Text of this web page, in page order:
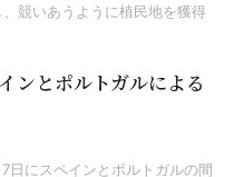
競いあうように植民地を獲得
ンとポルトガルによる
日にスペインとポルトガルの間